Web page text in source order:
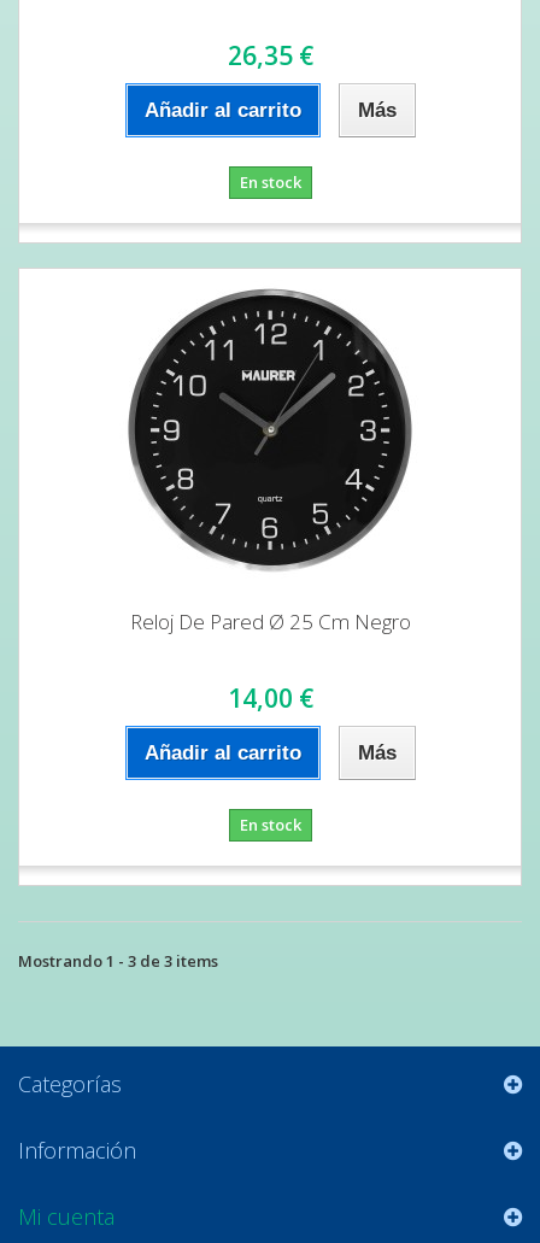
26,35 €
Añadir al carrito Más
En stock
Reloj De Pared Ø 25 Cm Negro
14,00 €
Añadir al carrito Más
En stock
Mostrando 1 - 3 de 3 items
Categorías
Información
Mi cuenta